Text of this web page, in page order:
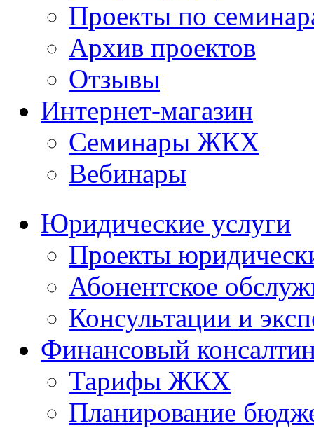
Проекты по
Архив проектов
Отзывы
Интернет-магазин
Семинары ЖКХ
Вебинары
Юридические услуги
Проекты
Абонентское
Консультации и
Финансовый
Тарифы ЖКХ
Планирование